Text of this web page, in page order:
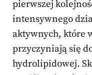
pierwszej
intensywnego
aktywnych, które
przyczyniają się
hydrolipidowej.